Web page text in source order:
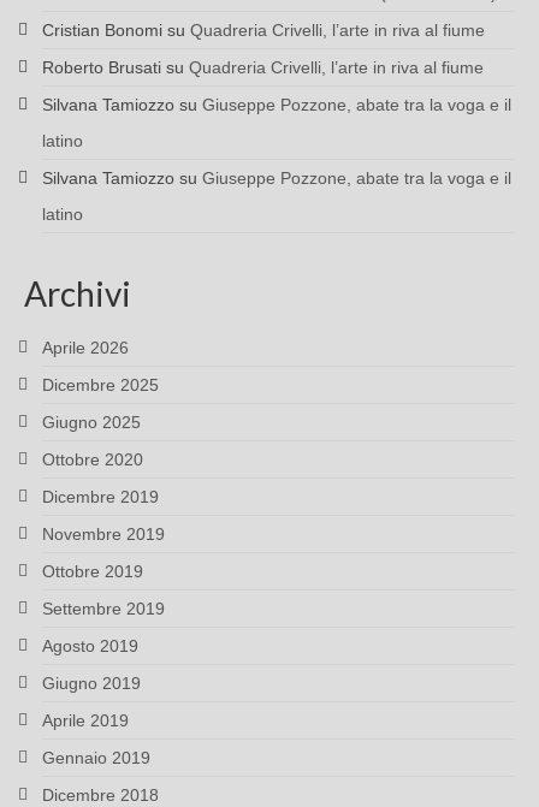
Cristian Bonomi su Quadreria Crivelli, l’arte in riva al fiume
Roberto Brusati su Quadreria Crivelli, l’arte in riva al fiume
Silvana Tamiozzo su Giuseppe Pozzone, abate tra la voga e il
latino
Silvana Tamiozzo su Giuseppe Pozzone, abate tra la voga e il
latino
Archivi
Aprile 2026
Dicembre 2025
Giugno 2025
Ottobre 2020
Dicembre 2019
Novembre 2019
Ottobre 2019
Settembre 2019
Agosto 2019
Giugno 2019
Aprile 2019
Gennaio 2019
Dicembre 2018